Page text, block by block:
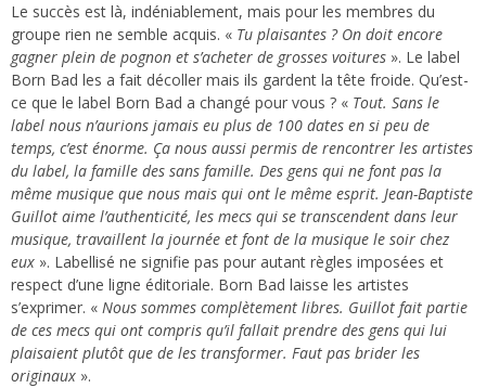
Le succès est là, indéniablement, mais pour les membres du
groupe rien ne semble acquis. « Tu plaisantes ? On doit encore
gagner plein de pognon et s’acheter de grosses voitures ». Le label
Born Bad les a fait décoller mais ils gardent la tête froide. Qu’est-
ce que le label Born Bad a changé pour vous ? « Tout. Sans le
label nous n’aurions jamais eu plus de 100 dates en si peu de
temps, c’est énorme. Ça nous aussi permis de rencontrer les artistes
du label, la famille des sans famille. Des gens qui ne font pas la
même musique que nous mais qui ont le même esprit. Jean-Baptiste
Guillot aime l’authenticité, les mecs qui se transcendent dans leur
musique, travaillent la journée et font de la musique le soir chez
eux ». Labellisé ne signifie pas pour autant règles imposées et
respect d’une ligne éditoriale. Born Bad laisse les artistes
s’exprimer. « Nous sommes complètement libres. Guillot fait partie
de ces mecs qui ont compris qu’il fallait prendre des gens qui lui
plaisaient plutôt que de les transformer. Faut pas brider les
originaux ».